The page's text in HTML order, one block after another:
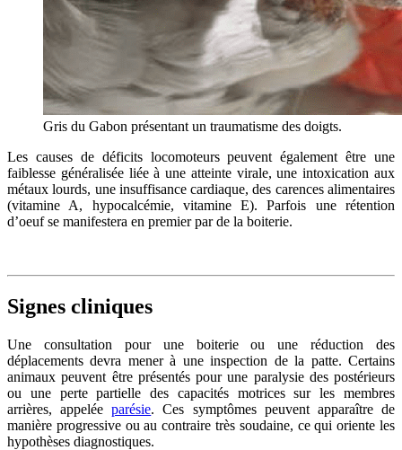
Gris du Gabon présentant un traumatisme des doigts.
Les causes de déficits locomoteurs peuvent également être une
faiblesse généralisée liée à une atteinte virale, une intoxication aux
métaux lourds, une insuffisance cardiaque, des carences alimentaires
(vitamine A, hypocalcémie, vitamine E). Parfois une rétention
d’oeuf se manifestera en premier par de la boiterie.
Signes cliniques
Une consultation pour une boiterie ou une réduction des
déplacements devra mener à une inspection de la patte. Certains
animaux peuvent être présentés pour une paralysie des postérieurs
ou une perte partielle des capacités motrices sur les membres
arrières, appeléeparésie. Ces symptômes peuvent apparaître de
manière progressive ou au contraire très soudaine, ce qui oriente les
hypothèses diagnostiques.